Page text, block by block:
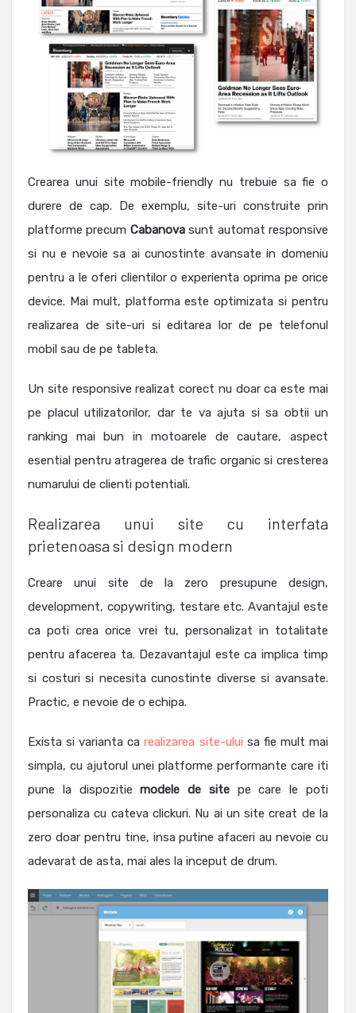
Crearea unui site mobile-friendly nu trebuie sa fie o
durere de cap. De exemplu, site-uri construite prin
platforme precum Cabanovasunt automat responsive
si nu e nevoie sa ai cunostinte avansate in domeniu
pentru a le oferi clientilor o experienta oprima pe orice
device. Mai mult, platforma este optimizata si pentru
realizarea de site-uri si editarea lor de pe telefonul
mobil sau de pe tableta.
Un site responsive realizat corect nu doar ca este mai
pe placul utilizatorilor, dar te va ajuta si sa obtii un
ranking mai bun in motoarele de cautare, aspect
esential pentru atragerea de trafic organic si cresterea
numarului de clienti potentiali.
Realizarea unui site cu interfata
prietenoasa si design modern
Creare unui site de la zero presupune design,
development, copywriting, testare etc. Avantajul este
ca poti crea orice vrei tu, personalizat in totalitate
pentru afacerea ta. Dezavantajul este ca implica timp
si costuri si necesita cunostinte diverse si avansate.
Practic, e nevoie de o echipa.
Exista si varianta carealizarea site-ului sa fie mult mai
simpla, cu ajutorul unei platforme performante care iti
pune la dispozitiemodele de sitepe care le poti
personaliza cu cateva clickuri. Nu ai un site creat de la
zero doar pentru tine, insa putine afaceri au nevoie cu
adevarat de asta, mai ales la inceput de drum.